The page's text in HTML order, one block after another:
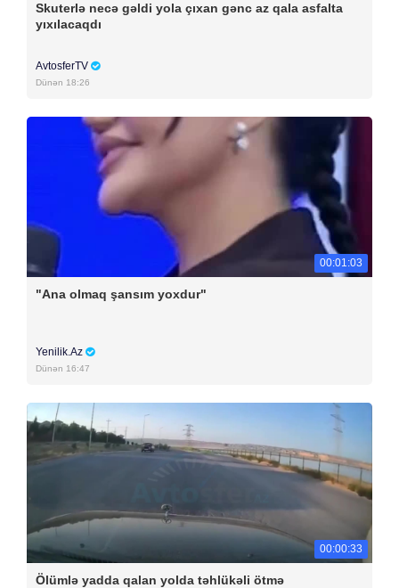
Skuterlə necə gəldi yola çıxan gənc az qala asfalta
yıxılacaqdı
AvtosferTV
Dünən 18:26
00:01:03
"Ana olmaq şansım yoxdur"
Yenilik.Az
Dünən 16:47
00:00:33
Ölümlə yadda qalan yolda təhlükəli ötmə